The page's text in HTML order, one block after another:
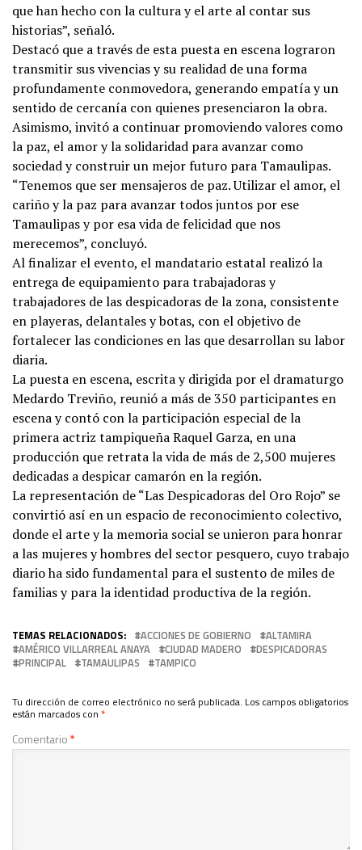
que han hecho con la cultura y el arte al contar sus
historias”, señaló.
Destacó que a través de esta puesta en escena lograron
transmitir sus vivencias y su realidad de una forma
profundamente conmovedora, generando empatía y un
sentido de cercanía con quienes presenciaron la obra.
Asimismo, invitó a continuar promoviendo valores como
la paz, el amor y la solidaridad para avanzar como
sociedad y construir un mejor futuro para Tamaulipas.
“Tenemos que ser mensajeros de paz. Utilizar el amor, el
cariño y la paz para avanzar todos juntos por ese
Tamaulipas y por esa vida de felicidad que nos
merecemos”, concluyó.
Al finalizar el evento, el mandatario estatal realizó la
entrega de equipamiento para trabajadoras y
trabajadores de las despicadoras de la zona, consistente
en playeras, delantales y botas, con el objetivo de
fortalecer las condiciones en las que desarrollan su labor
diaria.
La puesta en escena, escrita y dirigida por el dramaturgo
Medardo Treviño, reunió a más de 350 participantes en
escena y contó con la participación especial de la
primera actriz tampiqueña Raquel Garza, en una
producción que retrata la vida de más de 2,500 mujeres
dedicadas a despicar camarón en la región.
La representación de “Las Despicadoras del Oro Rojo” se
convirtió así en un espacio de reconocimiento colectivo,
donde el arte y la memoria social se unieron para honrar
a las mujeres y hombres del sector pesquero, cuyo trabajo
diario ha sido fundamental para el sustento de miles de
familias y para la identidad productiva de la región.
TEMAS RELACIONADOS: ACCIONES DE GOBIERNO
ALTAMIRA
AMÉRICO VILLARREAL ANAYA
CIUDAD MADERO
DESPICADORAS
PRINCIPAL
TAMAULIPAS TAMPICO
Tu dirección de correo electrónico no será publicada. Los campos obligatorios
están marcados con *
Comentario*